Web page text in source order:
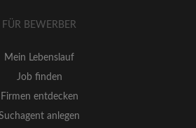
FÜR BEWERBER
Mein Lebenslauf
Job finden
Firmen entdecken
anlegen